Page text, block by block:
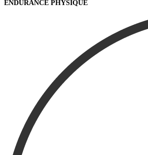
ENDURANCE PHYSIQUE